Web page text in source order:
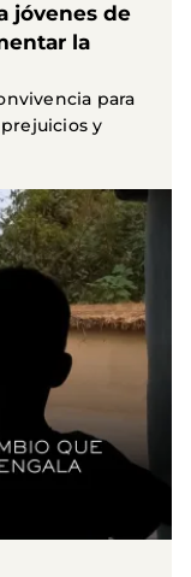
jóvenes de
la
para
y